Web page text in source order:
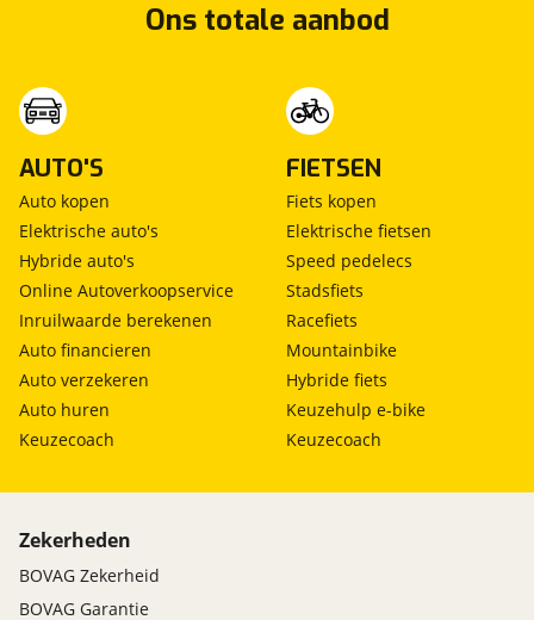
Ons totale aanbod
AUTO'S
Auto kopen
Elektrische auto's
Hybride auto's
Online Autoverkoopservice
Inruilwaarde berekenen
Auto financieren
Auto verzekeren
Auto huren
Keuzecoach
FIETSEN
Fiets kopen
Elektrische fietsen
Speed pedelecs
Stadsfiets
Racefiets
Mountainbike
Hybride fiets
Keuzehulp e-bike
Keuzecoach
Zekerheden
BOVAG Zekerheid
BOVAG Garantie